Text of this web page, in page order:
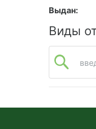
Выдан:
Виды